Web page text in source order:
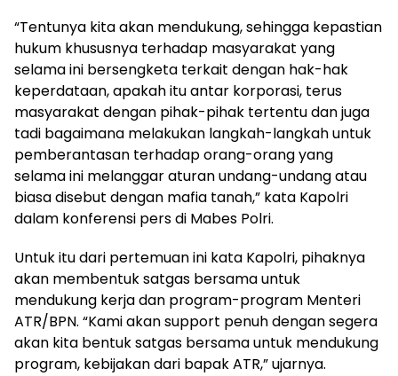
“Tentunya kita akan mendukung, sehingga kepastian
hukum khususnya terhadap masyarakat yang
selama ini bersengketa terkait dengan hak-hak
keperdataan, apakah itu antar korporasi, terus
masyarakat dengan pihak-pihak tertentu dan juga
tadi bagaimana melakukan langkah-langkah untuk
pemberantasan terhadap orang-orang yang
selama ini melanggar aturan undang-undang atau
biasa disebut dengan mafia tanah,” kata Kapolri
dalam konferensi pers di Mabes Polri.
Untuk itu dari pertemuan ini kata Kapolri, pihaknya
akan membentuk satgas bersama untuk
mendukung kerja dan program-program Menteri
ATR/BPN. “Kami akan support penuh dengan segera
akan kita bentuk satgas bersama untuk mendukung
program, kebijakan dari bapak ATR,” ujarnya.